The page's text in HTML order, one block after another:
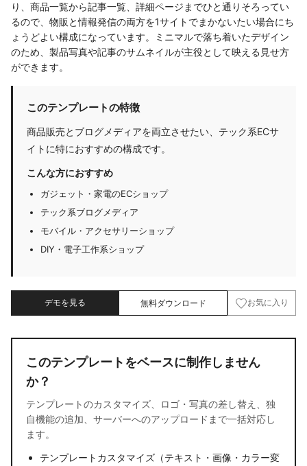
り、商品一覧から記事一覧、詳細ページまでひと通りそろってい
るので、物販と情報発信の両方を1サイトでまかないたい場合にち
ょうどよい構成になっています。ミニマルで落ち着いたデザイン
のため、製品写真や記事のサムネイルが主役として映える見せ方
ができます。
このテンプレートの特徴
商品販売とブログメディアを両立させたい、テック系ECサ
イトに特におすすめの構成です。
こんな方におすすめ
ガジェット・家電のECショップ
テック系ブログメディア
モバイル・アクセサリーショップ
DIY・電子工作系ショップ
デモを見る 無料ダウンロード お気に入り
このテンプレートをベースに制作しません
か？
テンプレートのカスタマイズ、ロゴ・写真の差し替え、独
自機能の追加、サーバーへのアップロードまで一括対応し
ます。
テンプレートカスタマイズ（テキスト・画像・カラー変